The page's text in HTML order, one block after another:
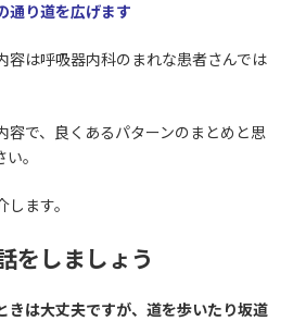
り道を広げます
容は呼吸器内科のまれな患者さんでは
容で、良くあるパターンのまとめと思
。
ます。
をしましょう
は大丈夫ですが、道を歩いたり坂道